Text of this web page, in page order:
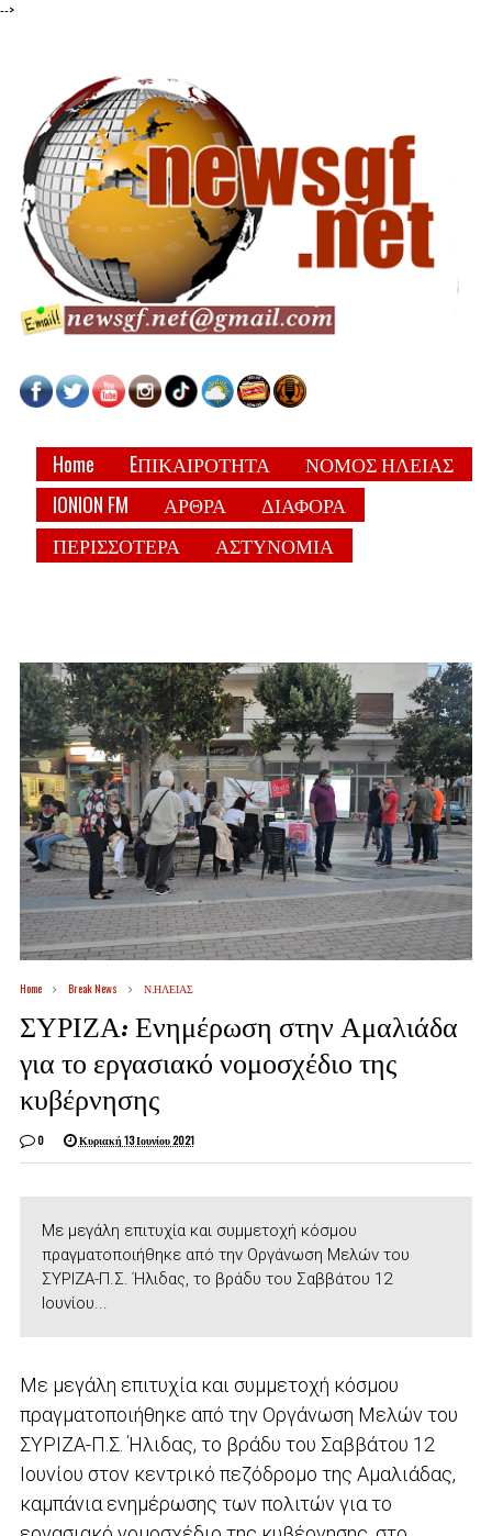
-->
Home EΠΙΚΑΙΡΟΤΗΤΑ
ΝΟΜΟΣ ΗΛΕΙΑΣ
IONION FM
ΑΡΘΡΑ
ΔΙΑΦΟΡΑ
ΠΕΡΙΣΣΟΤΕΡΑ
ΑΣΤΥΝΟΜΙΑ
Home Break News Ν.ΗΛΕΙΑΣ
ΣΥΡΙΖΑ: Ενημέρωση στην Αμαλιάδα
για το εργασιακό νομοσχέδιο της
κυβέρνησης
0 Κυριακή 13 Ιουνίου 2021
Με μεγάλη επιτυχία και συμμετοχή κόσμου
πραγματοποιήθηκε από την Οργάνωση Μελών του
ΣΥΡΙΖΑ-Π.Σ. Ήλιδας, το βράδυ του Σαββάτου 12
Ιουνίου...
Με μεγάλη επιτυχία και συμμετοχή κόσμου
πραγματοποιήθηκε από την Οργάνωση Μελών του
ΣΥΡΙΖΑ-Π.Σ. Ήλιδας, το βράδυ του Σαββάτου 12
Ιουνίου στον κεντρικό πεζόδρομο της Αμαλιάδας,
καμπάνια ενημέρωσης των πολιτών για το